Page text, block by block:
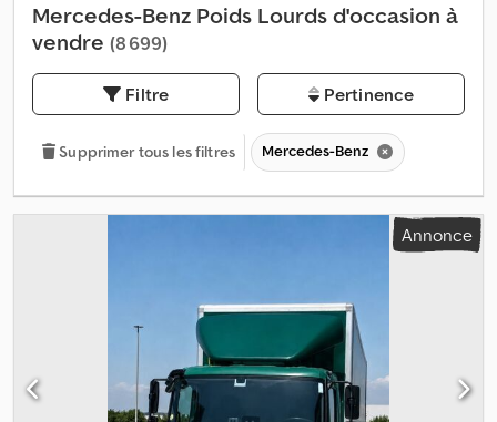
Mercedes-Benz Poids Lourds d'occasion à
vendre (8 699)
Filtre Pertinence
Supprimer tous les filtres Mercedes-Benz
Annonce